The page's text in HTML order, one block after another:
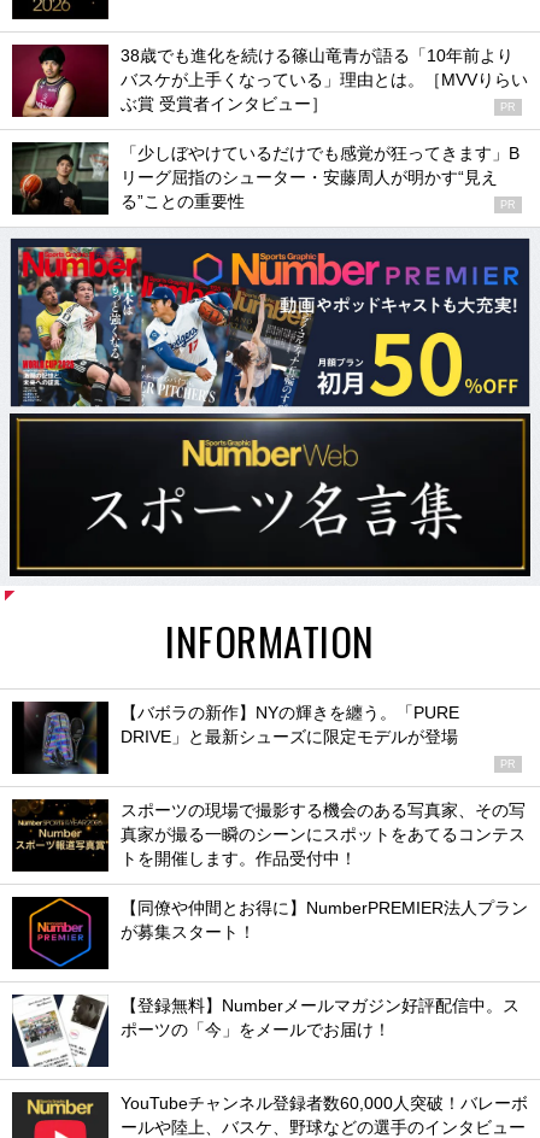
38歳でも進化を続ける篠山竜青が語る「10年前より
バスケが上手くなっている」理由とは。［MVVりらい
ぶ賞 受賞者インタビュー］
PR
「少しぼやけているだけでも感覚が狂ってきます」B
リーグ屈指のシューター・安藤周人が明かす“見え
る”ことの重要性
PR
INFORMATION
【バボラの新作】NYの輝きを纏う。「PURE
DRIVE」と最新シューズに限定モデルが登場
PR
スポーツの現場で撮影する機会のある写真家、その写
真家が撮る一瞬のシーンにスポットをあてるコンテス
トを開催します。作品受付中！
【同僚や仲間とお得に】NumberPREMIER法人プラン
が募集スタート！
【登録無料】Numberメールマガジン好評配信中。ス
ポーツの「今」をメールでお届け！
YouTubeチャンネル登録者数60,000人突破！バレーボ
ールや陸上、バスケ、野球などの選手のインタビュー